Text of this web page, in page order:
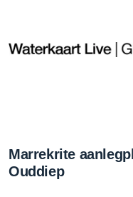
Marrekrite
Ouddiep